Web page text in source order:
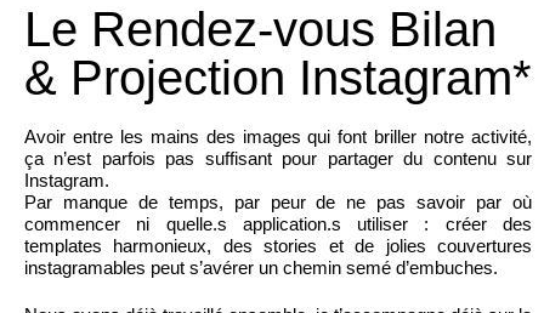
Le Rendez-vous Bilan
& Projection Instagram*
Avoir entre les mains des images qui font briller notre activité,
ça n’est parfois pas suffisant pour partager du contenu sur
Instagram.
Par manque de temps, par peur de ne pas savoir par où
commencer ni quelle.s application.s utiliser : créer des
templates harmonieux, des stories et de jolies couvertures
instagramables peut s’avérer un chemin semé d’embuches.